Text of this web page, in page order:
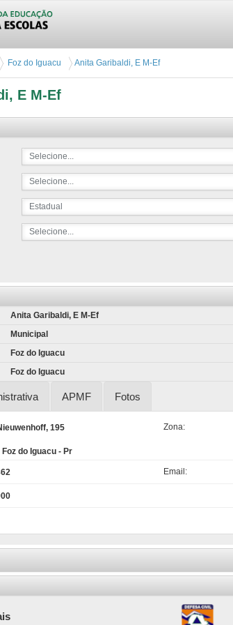
E M-Ef
Foz do Iguacu Anita Garibaldi, E M-Ef
Selecione...
Selecione...
Estadual
Selecione...
Anita Garibaldi, E M-Ef
Municipal
Foz do Iguacu
Foz do Iguacu
APMF Fotos
195
do Iguacu - Pr
Zona:
Email: